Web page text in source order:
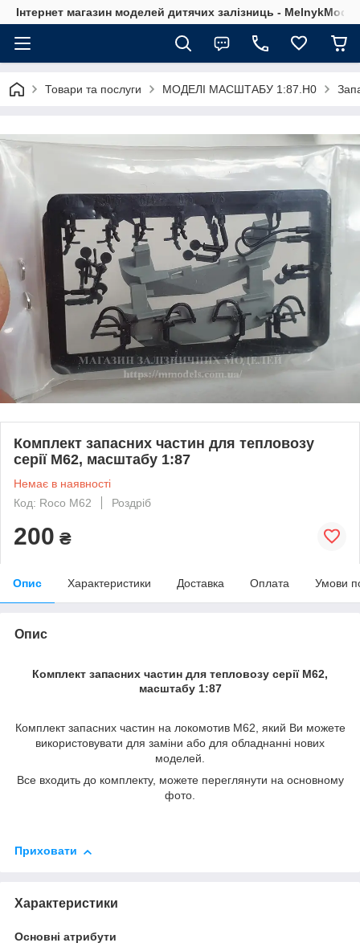
Інтернет магазин моделей дитячих залізниць -
Товари та послуги МОДЕЛІ МАСШТАБУ 1:87.H0
Комплект запасних частин для тепловозу
серії М62, масштабу 1:87
Немає в наявності
Код: Roco M62
Роздріб
200 ₴
Опис Характеристики Доставка Оплата Умови
Опис
Комплект запасних частин для тепловозу серії М62,
масштабу 1:87
Комплект запасних частин на локомотив M62, який Ви можете
використовувати для заміни або для обладнанні нових
моделей.
Все входить до комплекту, можете переглянути на основному
фото.
Приховати
Характеристики
Основні атрибути